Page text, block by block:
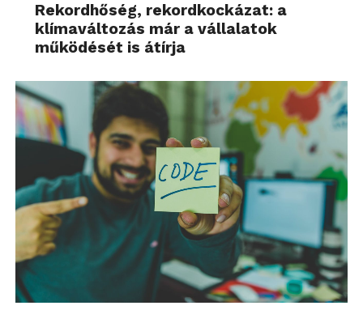
Rekordhőség, rekordkockázat: a
klímaváltozás már a vállalatok
működését is átírja